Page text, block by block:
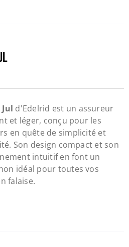
d'Edelrid est un assureur
et léger, conçu pour les
en quête de simplicité et
Son design compact et son
intuitif en font un
idéal pour toutes vos
falaise.